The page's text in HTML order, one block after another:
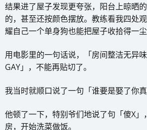
结果进了屋子发现更夸张，阳台上晾晒
的，甚至还按颜色摆放。教练看我四处
耀自己一个单身狗也能把屋子收拾得一尘
用电影里的一句话说，「房间整洁无异
GAY」，不能再贴切了。
我当时就顺口说了一句「谁要是娶了你真
他顿了一下，特别爷们地说了句「傻X
房，开始洗菜做饭。